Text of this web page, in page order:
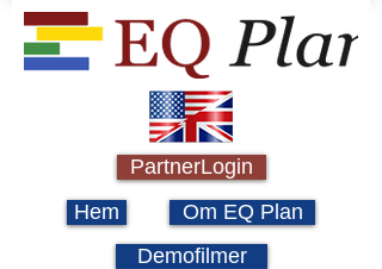
PartnerLogin
Hem
Om EQ Plan
Demofilmer